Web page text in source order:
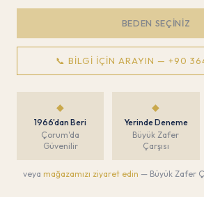
BEDEN SEÇINIZ
📞 BILGI İÇIN ARAYIN —+90
◆
1966'dan Beri
Çorum'da
Güvenilir
◆
Yerinde Deneme
Büyük Zafer
Çarşısı
veya mağazamızı ziyaret edin — Büyük Zafer